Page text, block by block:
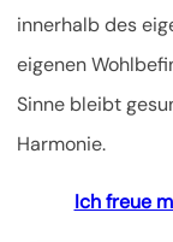
innerhalb des
eigenen
Sinne bleibt
Harmonie.
Ich freue